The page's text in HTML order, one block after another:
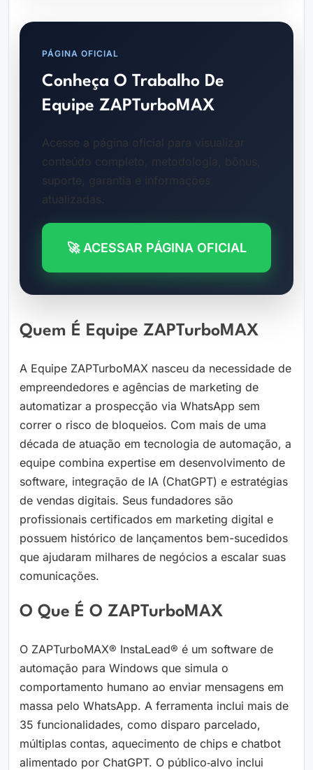
PÁGINA OFICIAL
Conheça O Trabalho De
Equipe ZAPTurboMAX
Acesse a página oficial para visualizar
conteúdo completo, metodologia, bônus,
suporte, garantia e informações
atualizadas.
🚀 ACESSAR PÁGINA OFICIAL
Quem É Equipe ZAPTurboMAX
A Equipe ZAPTurboMAX nasceu da necessidade de
empreendedores e agências de marketing de
automatizar a prospecção via WhatsApp sem
correr o risco de bloqueios. Com mais de uma
década de atuação em tecnologia de automação, a
equipe combina expertise em desenvolvimento de
software, integração de IA (ChatGPT) e estratégias
de vendas digitais. Seus fundadores são
profissionais certificados em marketing digital e
possuem histórico de lançamentos bem-sucedidos
que ajudaram milhares de negócios a escalar suas
comunicações.
O Que É O ZAPTurboMAX
O ZAPTurboMAX® InstaLead® é um software de
automação para Windows que simula o
comportamento humano ao enviar mensagens em
massa pelo WhatsApp. A ferramenta inclui mais de
35 funcionalidades, como disparo parcelado,
múltiplas contas, aquecimento de chips e chatbot
alimentado por ChatGPT. O público‑alvo inclui